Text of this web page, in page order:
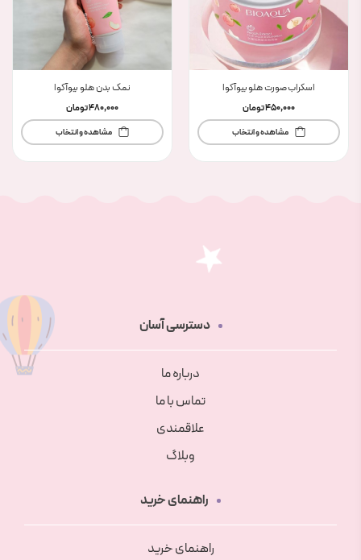
اسکراب صورت هلو بیوآکوا
450,000تومان
مشاهده و انتخاب
نمک بدن هلو بیوآکوا
480,000تومان
مشاهده و انتخاب
دسترسی آسان
درباره ما
تماس با ما
علاقمندی
وبلاگ
راهنمای خرید
راهنمای خرید